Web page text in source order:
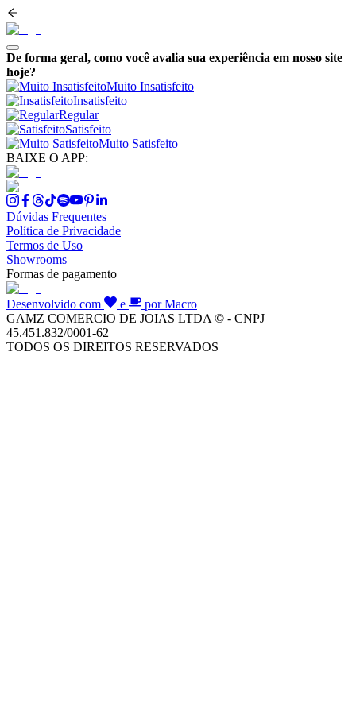
De forma geral, como você avalia sua experiência em nosso site
hoje?
Muito Insatisfeito
Insatisfeito
Regular
Satisfeito
Muito Satisfeito
BAIXE O APP:
Dúvidas Frequentes
Política de Privacidade
Termos de Uso
Showrooms
Formas de pagamento
Desenvolvido com e
por Macro
GAMZ COMERCIO DE JOIAS LTDA © - CNPJ
45.451.832/0001-62
TODOS OS DIREITOS RESERVADOS